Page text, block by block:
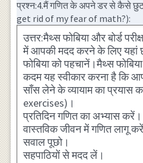
प्रश्न:4.मैं गणित के अपने डर से कैसे
get rid of my fear of math?):
उत्तर:मैथ्स फोबिया और बोर्ड
में आपकी मदद करने के लिए यहां
फोबिया को पहचानें।मैथ्स
कदम यह स्वीकार करना है कि
साँस लेने के व्यायाम का प्रयास
exercises)।
प्रतिदिन गणित का अभ्यास करें।
वास्तविक जीवन में गणित लागू
सवाल पूछो।
सहपाठियों से मदद लें।